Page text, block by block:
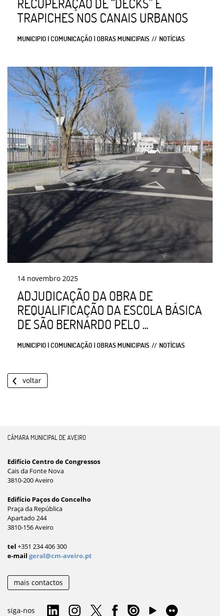
RECUPERAÇÃO DE “DECKS” E
TRAPICHES NOS CANAIS URBANOS
MUNICIPIO | COMUNICAÇÃO | OBRAS MUNICIPAIS NOTÍCIAS
14 novembro 2025
ADJUDICAÇÃO DA OBRA DE
REQUALIFICAÇÃO DA ESCOLA BÁSICA
DE SÃO BERNARDO PELO ...
MUNICIPIO | COMUNICAÇÃO | OBRAS MUNICIPAIS NOTÍCIAS
voltar
CÂMARA MUNICIPAL DE AVEIRO
Edifício Centro de Congressos
Cais da Fonte Nova
3810-200 Aveiro
Edifício Paços do Concelho
Praça da República
Apartado 244
3810-156 Aveiro
tel +351 234 406 300
e-mail geral@cm-aveiro.pt
mais contactos
siga-nos